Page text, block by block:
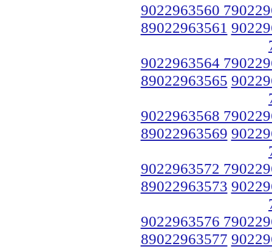
9022963560
89022963561
9022963564
89022963565
9022963568
89022963569
9022963572
89022963573
9022963576
89022963577